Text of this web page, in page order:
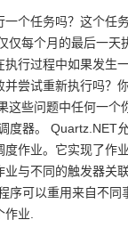
一个任务吗？这个任
仅每个月的最后一天
执行过程中如果发生
并尝试重新执行吗？
这些问题中任何一个
度器。 Quartz.NET
度作业。它实现了作
业与不同的触发器关
序可以重用来自不同
作业.